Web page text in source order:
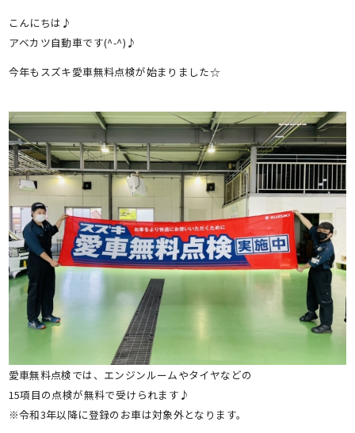
こんにちは♪
アベカツ自動車です(^-^)♪
今年もスズキ愛車無料点検が始まりました☆
愛車無料点検では、エンジンルームやタイヤなどの
15項目の点検が無料で受けられます♪
※令和3年以降に登録のお車は対象外となります。